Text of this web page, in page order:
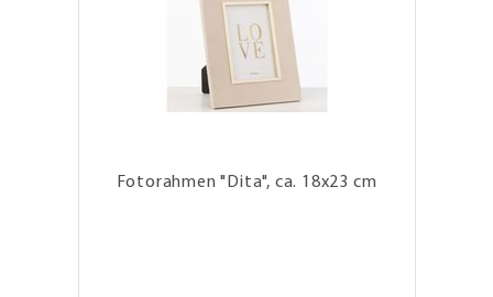
Fotorahmen "Dita", ca. 18x23 cm